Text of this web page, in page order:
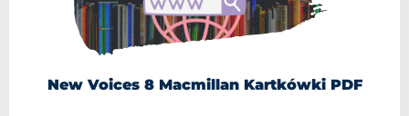
New Voices 8 Macmillan Kartkówki PDF